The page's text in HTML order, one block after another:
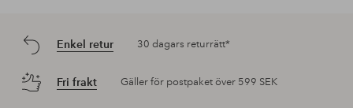
Enkel retur 30 dagars returrätt*
Fri frakt Gäller för postpaket över 599 SEK